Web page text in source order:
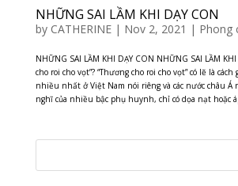
NHỮNG SAI LẦM KHI DẠY CON
by CATHERINE| Nov 2, 2021 | Phong
NHỮNG SAI LẦM KHI DẠY CON NHỮNG SAI LẦM
cho roi cho vọt”? “Thương cho roi cho vọt” có lẽ là
nhiều nhất ở Việt Nam nói riêng và các nước châu Á
nghĩ của nhiều bậc phụ huynh, chỉ có dọa nạt hoặc